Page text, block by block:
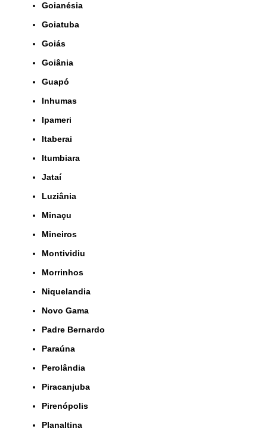
Goianésia
Goiatuba
Goiás
Goiânia
Guapó
Inhumas
Ipameri
Itaberai
Itumbiara
Jataí
Luziânia
Minaçu
Mineiros
Montividiu
Morrinhos
Niquelandia
Novo Gama
Padre Bernardo
Paraúna
Perolândia
Piracanjuba
Pirenópolis
Planaltina